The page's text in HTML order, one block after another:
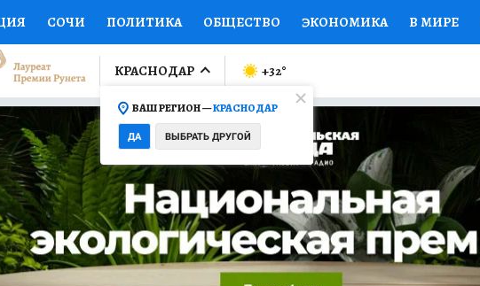
СОЧИ ПОЛИТИКА ОБЩЕСТВО ЭКОНОМИКА В МИРЕ
КОЛУМНИСТЫ ПРОИСШЕСТВИЯ НАЦИОНАЛЬНЫЕ
ФИНАНСЫ ОТКРЫВАЕМ МИР Я ЗНАЮ СЕМЬЯ ЖЕНСКИЕ
СПОРТ ПРОМОКОДЫ СЕРИАЛЫ СПЕЦПРОЕКТЫ
ТЕЛЕВИЗОР КОЛЛЕКЦИИ КОНКУРСЫ РАБОТА У НАС
НОВОЕ НА САЙТЕ
КРАСНОДАР
ВАШ РЕГИОН —КРАСНОДАР
ДА ВЫБРАТЬ ДРУГОЙ
+32°